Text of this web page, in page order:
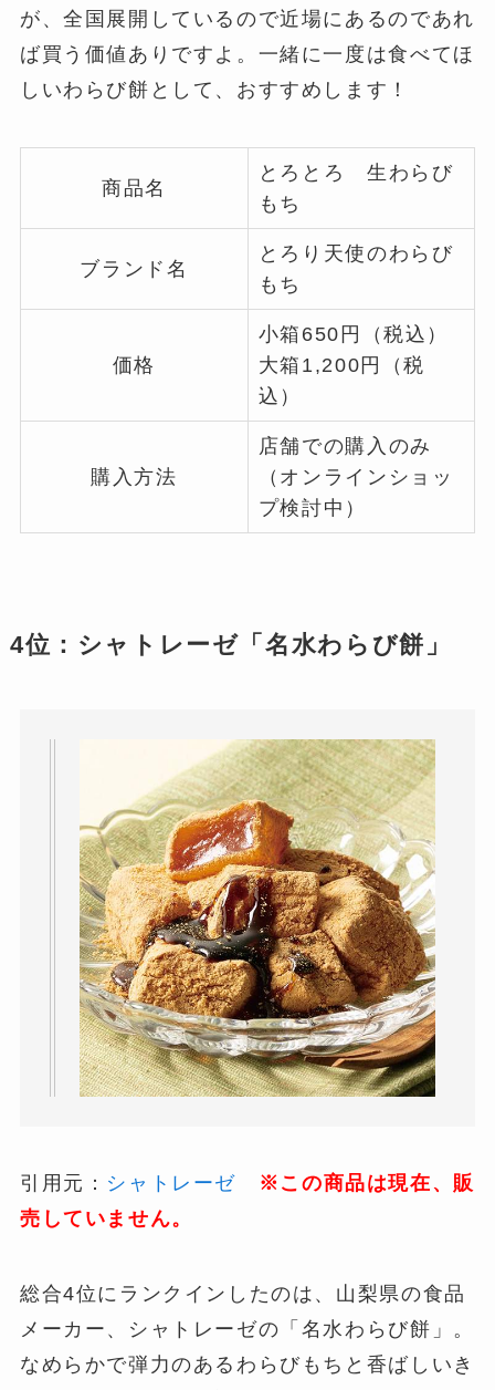
が、全国展開しているので近場にあるのであれ
ば買う価値ありですよ。一緒に一度は食べてほ
しいわらび餅として、おすすめします！
商品名
とろとろ 生わらび
もち
ブランド名
とろり天使のわらび
もち
価格
小箱650円（税込）
大箱1,200円（税
込）
購入方法
店舗での購入のみ
（オンラインショッ
プ検討中）
4位：シャトレーゼ「名水わらび餅」
引用元： シャトレーゼ
※この商品は現在、販
売していません。
総合4位にランクインしたのは、山梨県の食品
メーカー、シャトレーゼの「名水わらび餅」。
なめらかで弾力のあるわらびもちと香ばしいき